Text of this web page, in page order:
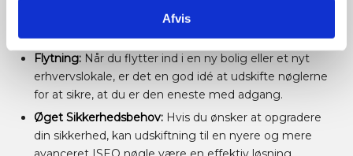
Afvis
det afgørende at udskifte dem for at genoprette
sikkerheden.
Flytning: Når du flytter ind i en ny bolig eller et nyt
erhvervslokale, er det en god idé at udskifte nøglerne
for at sikre, at du er den eneste med adgang.
Øget Sikkerhedsbehov: Hvis du ønsker at opgradere
din sikkerhed, kan udskiftning til en nyere og mere